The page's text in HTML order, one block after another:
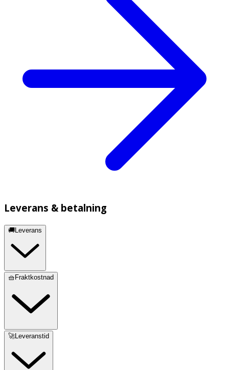
Leverans & betalning
🚚Leverans
🧺Fraktkostnad
🚀Leveranstid